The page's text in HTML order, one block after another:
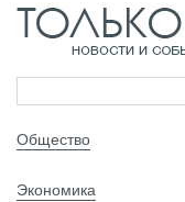
Общество
Экономика